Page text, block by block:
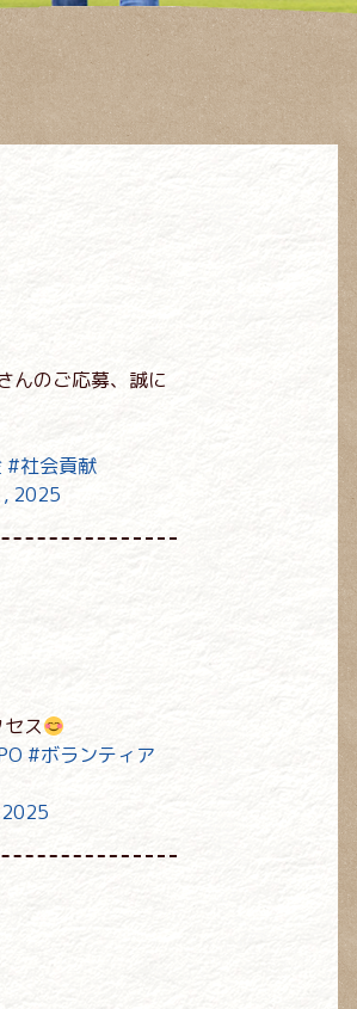
んのご応募、誠に
#社会貢献
2025
ス
#ボランティア